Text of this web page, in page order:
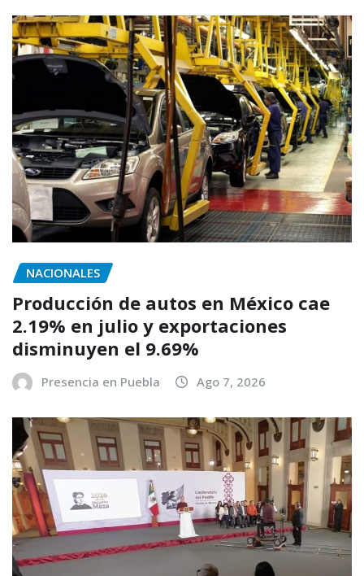
NACIONALES
Producción de autos en México cae
2.19% en julio y exportaciones
disminuyen el 9.69%
Presencia en Puebla Ago 7, 2026